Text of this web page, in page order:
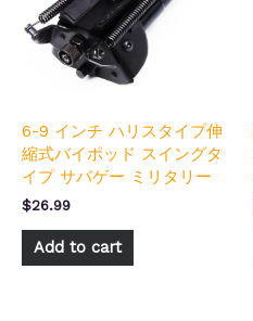
6-9 インチ ハリスタイプ伸
縮式バイポッド スイングタ
イプ サバゲー ミリタリー
$26.99
Add to cart